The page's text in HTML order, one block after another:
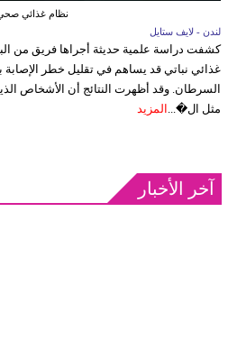
نظام غذائي
لندن - لايف ستايل
كشفت دراسة علمية حديثة أجراها فريق من
غذائي نباتي قد يساهم في تقليل خطر
السرطان. وقد أظهرت النتائج أن الأشخاص
مثل ال�...
المزيد
آخر الأخبار